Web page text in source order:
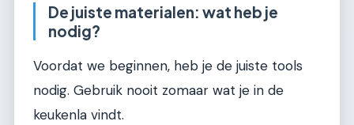
De juiste materialen: wat heb je
nodig?
Voordat we beginnen, heb je de juiste tools
nodig. Gebruik nooit zomaar wat je in de
keukenla vindt.